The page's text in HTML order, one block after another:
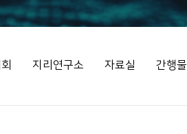
지리연구소 자료실 간행물